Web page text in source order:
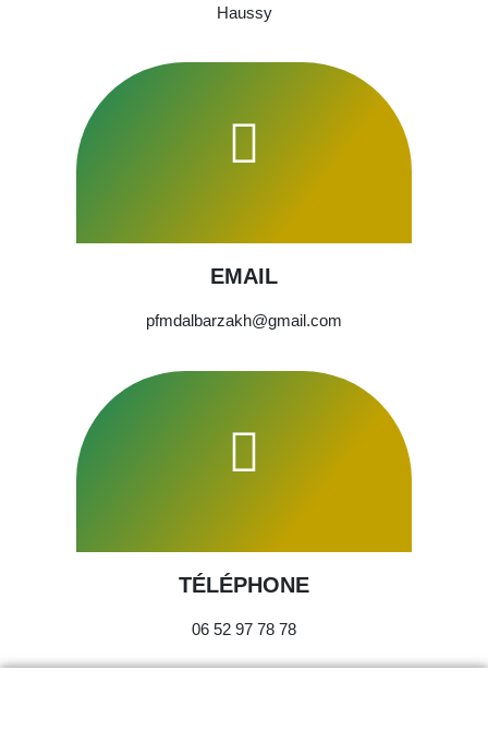
Haussy
EMAIL
pfmdalbarzakh@gmail.com
TÉLÉPHONE
06 52 97 78 78